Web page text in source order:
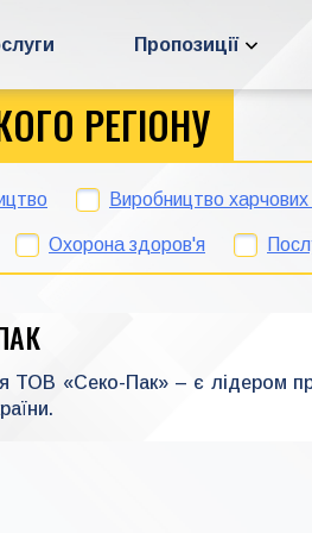
Пропозиції
РЕГІОНУ
Виробництво харчових
Охорона здоров'я
ТОВ «Секо-Пак» – є лідером